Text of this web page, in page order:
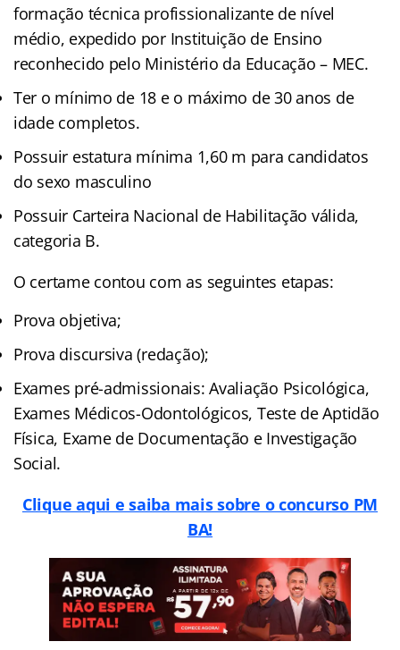
formação técnica profissionalizante de nível
médio, expedido por Instituição de Ensino
reconhecido pelo Ministério da Educação – MEC.
Ter o mínimo de 18 e o máximo de 30 anos de
idade completos.
Possuir estatura mínima 1,60 m para candidatos
do sexo masculino
Possuir Carteira Nacional de Habilitação válida,
categoria B.
O certame contou com as seguintes etapas:
Prova objetiva;
Prova discursiva (redação);
Exames pré-admissionais: Avaliação Psicológica,
Exames Médicos-Odontológicos, Teste de Aptidão
Física, Exame de Documentação e Investigação
Social.
Clique aqui e saiba mais sobre o concurso PM
BA!